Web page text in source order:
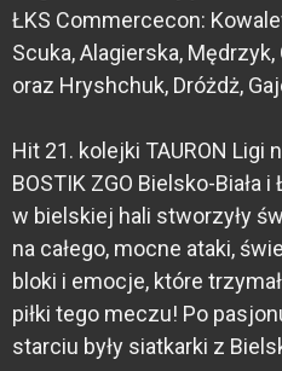
ŁKS Commercecon:
Scuka, Alagierska, Mędrzyk,
oraz Hryshchuk, Dróżdż,
Hit 21. kolejki TAURON Ligi
BOSTIK ZGO Bielsko-Biała
w bielskiej hali stworzyły
na całego, mocne ataki,
bloki i emocje, które
piłki tego meczu! Po
starciu były siatkarki z